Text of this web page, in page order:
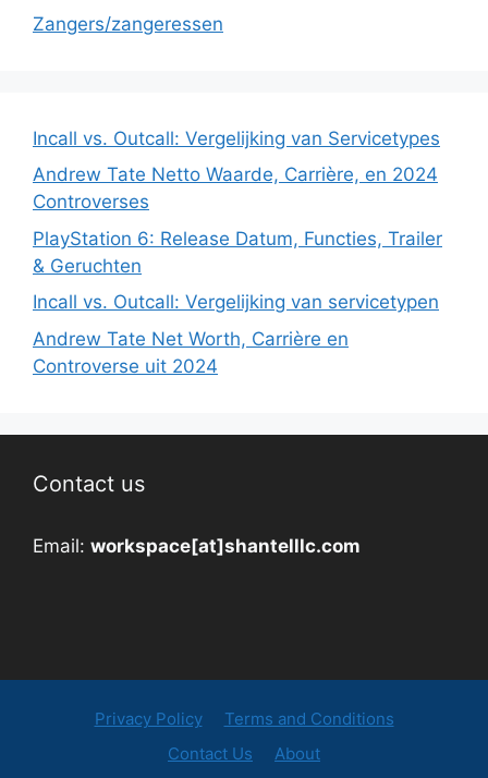
Zangers/zangeressen
Incall vs. Outcall: Vergelijking van Servicetypes
Andrew Tate Netto Waarde, Carrière, en 2024
Controverses
PlayStation 6: Release Datum, Functies, Trailer
& Geruchten
Incall vs. Outcall: Vergelijking van servicetypen
Andrew Tate Net Worth, Carrière en
Controverse uit 2024
Contact us
Email: workspace[at]shantelllc.com
Privacy Policy
Terms and Conditions
Contact Us
About